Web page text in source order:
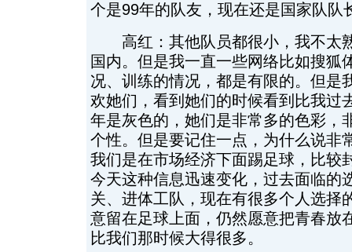
个是99年的队友，现在还是国家队队
高红：其他队员都很小，我不太
国内。但是我一直一些网络比如搜狐
况、训练的情况，都是有限的。但是
欢她们，看到她们的时候看到比我过
年是灰色的，她们是非常多的色彩，
个性。但是要记住一点，为什么说非
我们是在市场经济下面踢足球，比较
今天这种信息迅速变化，过去面临的
关、进体工队，现在有很多个人选择
意留在足球上面，仍然愿意把青春放
比我们那时候大得很多。